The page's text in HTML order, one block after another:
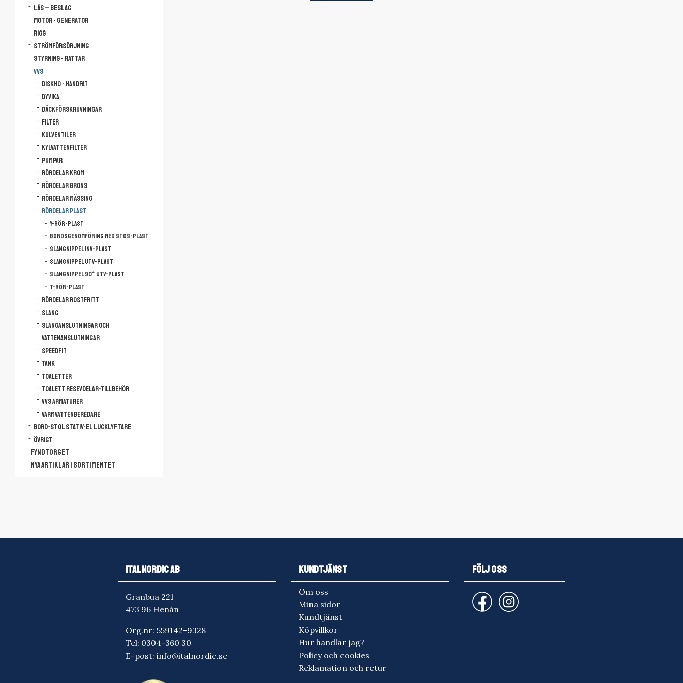
Lås – Beslag
Motor - Generator
Rigg
Strömförsörjning
Styrning - Rattar
VVS
Diskho - Handfat
Dyvika
Däckförskruvningar
Filter
Kulventiler
Kylvattenfilter
Pumpar
Rördelar krom
Rördelar brons
Rördelar mässing
Rördelar plast
Y-rör-plast
Bordsgenomföring med stos-plast
Slangnippel Inv-plast
Slangnippel Utv-plast
Slangnippel 90° Utv-plast
T-rör-plast
Rördelar rostfritt
Slang
Slanganslutningar och
vattenanslutningar
Speedfit
Tank
Toaletter
Toalett resevdelar-tillbehör
VVS armaturer
Varmvattenberedare
Bord-Stol Stativ-El lucklyftare
Övrigt
FYNDTORGET
NYA ARTIKLAR I SORTIMENTET
ITAL NORDIC AB
Granbua 221
473 96 Henån
Org.nr: 559142-9328
Tel: 0304-360 30
E-post:info@italnordic.se
KUNDTJÄNST
Om oss
Mina sidor
Kundtjänst
Köpvillkor
Hur handlar jag?
Policy och cookies
Reklamation och retur
FÖLJ OSS